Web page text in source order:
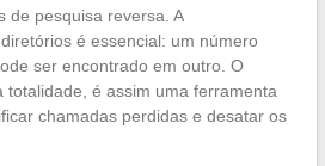
de pesquisa reversa. A
é essencial: um número
ser encontrado em outro. O
totalidade, é assim uma ferramenta
chamadas perdidas e desatar os